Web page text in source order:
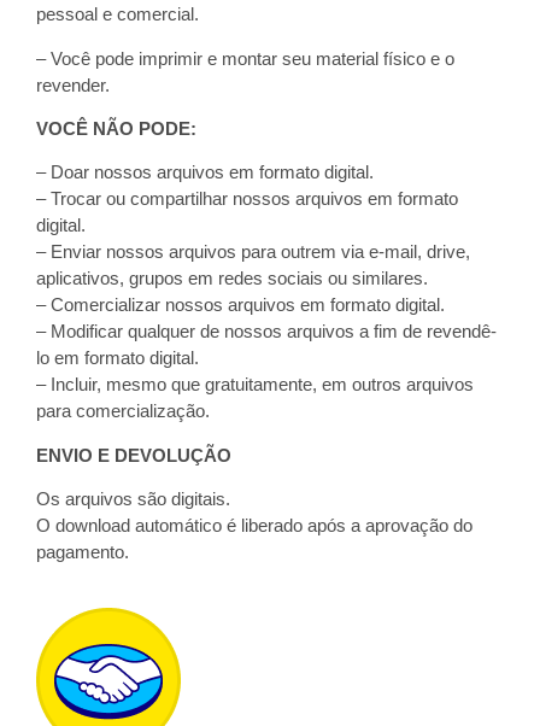
pessoal e comercial.
– Você pode imprimir e montar seu material físico e o
revender.
VOCÊ NÃO PODE:
– Doar nossos arquivos em formato digital.
– Trocar ou compartilhar nossos arquivos em formato
digital.
– Enviar nossos arquivos para outrem via e-mail, drive,
aplicativos, grupos em redes sociais ou similares.
– Comercializar nossos arquivos em formato digital.
– Modificar qualquer de nossos arquivos a fim de revendê-
lo em formato digital.
– Incluir, mesmo que gratuitamente, em outros arquivos
para comercialização.
ENVIO E DEVOLUÇÃO
Os arquivos são digitais.
O download automático é liberado após a aprovação do
pagamento.